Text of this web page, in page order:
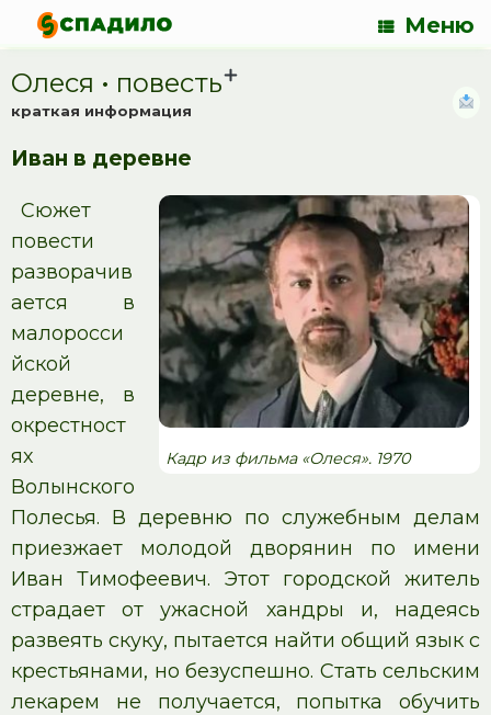
Меню
Олеся • повесть
краткая информация
Иван в деревне
Кадр из фильма «Олеся». 1970
Сюжет
повести
разворачив
ается в
малоросси
йской
деревне, в
окрестност
ях
Волынского
Полесья. В деревню по служебным делам
приезжает молодой дворянин по имени
Иван Тимофеевич. Этот городской житель
страдает от ужасной хандры и, надеясь
развеять скуку, пытается найти общий язык с
крестьянами, но безуспешно. Стать сельским
лекарем не получается, попытка обучить